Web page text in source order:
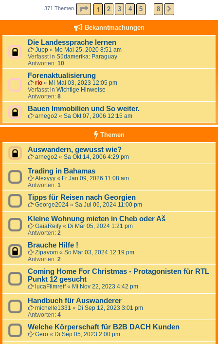
371 Themen SEITE1 VON8
1 2 3 4 5 8
Bekanntmachungen
Die Landessprache lernen
Jupp « Mo Mai 25, 2020 8:51 am
Verfasst in Südamerika: Paraguay
Antworten: 10
Forenaktualisierung
rio « Mi Mai 03, 2023 12:05 pm
Verfasst in Wichtige Hinweise
Antworten: 8
Bauen Immobilien und So weiter.
arnego2 « Sa Okt 07, 2006 12:15 am
Themen
Auswandern, gewusst wie?
arnego2 « Sa Okt 14, 2006 4:29 pm
Trading in Bahamas
Alexyyy « Fr Jan 09, 2026 11:08 am
Antworten: 1
Tipps für Reisen nach Georgien
George2024 « Sa Jul 06, 2024 11:00 pm
Kleine Wohnung mieten in Cheb oder Aš
GaiaReify « Di Mär 05, 2024 1:21 pm
Antworten: 2
Brauche Hilfe !
Zipavom « So Mär 03, 2024 12:19 pm
Antworten: 2
Coming Home For Christmas - Protagonisten für RTL
Punkt 12 gesucht
lucaFilmreif« Mi Nov 22, 2023 4:42 pm
Handbuch für Auswanderer
michelle1331 « Di Sep 12, 2023 3:01 pm
Antworten: 4
Welche Körperschaft für B2B DACH Kunden
Gero « Di Sep 05, 2023 2:00 pm